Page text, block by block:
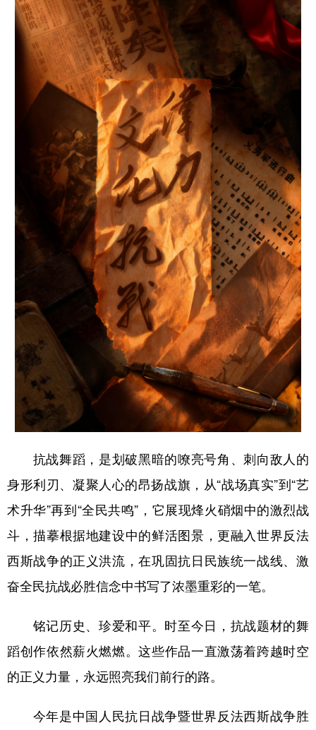
辽宁 吉林 上海 江苏
浙江 安徽 福建 江西
山东 河南 湖北
广东 广西 海南
贵州 云南
陕西 甘肃 青海 宁夏
新疆 内蒙古 黑龙江
多语种频道
Español Français عربى
Русский язык 日本語 한국어
Deutsch Português
抗战舞蹈，是划破黑暗的嘹亮号角、刺向敌人的
身形利刃、凝聚人心的昂扬战旗，从“战场真实”到“艺
术升华”再到“全民共鸣”，它展现烽火硝烟中的激烈战
斗，描摹根据地建设中的鲜活图景，更融入世界反法
西斯战争的正义洪流，在巩固抗日民族统一战线、激
奋全民抗战必胜信念中书写了浓墨重彩的一笔。
铭记历史、珍爱和平。时至今日，抗战题材的舞
蹈创作依然薪火燃燃。这些作品一直激荡着跨越时空
的正义力量，永远照亮我们前行的路。
今年是中国人民抗日战争暨世界反法西斯战争胜